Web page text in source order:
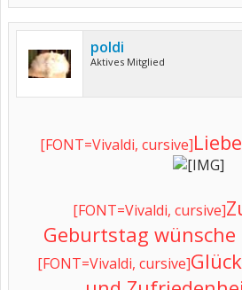
poldi
Aktives Mitglied
[FONT=Vivaldi, cursive]
[FONT=Vivaldi, cursive]
Geburtstag wünsche
[FONT=Vivaldi, cursive]